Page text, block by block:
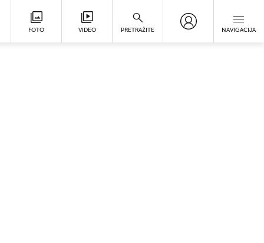
FOTO VIDEO PRETRAŽITE NAVIGACIJA